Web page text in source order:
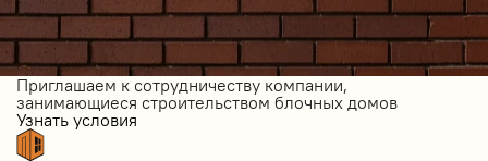
Приглашаем к сотрудничеству компании,
занимающиеся строительством блочных домов
Узнать условия